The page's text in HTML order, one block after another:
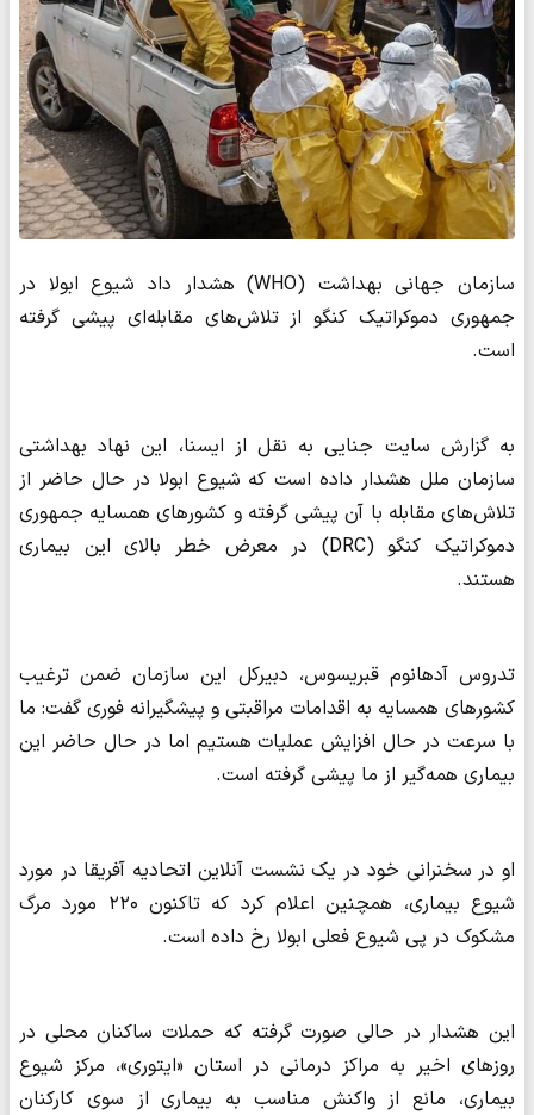
سازمان جهانی بهداشت (WHO) هشدار داد شیوع ابولا در
جمهوری دموکراتیک کنگو از تلاش‌های مقابله‌ای پیشی گرفته
است.
به گزارش سایت جنایی به نقل از ایسنا، این نهاد بهداشتی
سازمان ملل هشدار داده است که شیوع ابولا در حال حاضر از
تلاش‌های مقابله با آن پیشی گرفته و کشورهای همسایه جمهوری
دموکراتیک کنگو (DRC) در معرض خطر بالای این بیماری
هستند.
تدروس آدهانوم قبریسوس، دبیرکل این سازمان ضمن ترغیب
کشورهای همسایه به اقدامات مراقبتی و پیشگیرانه فوری گفت: ما
با سرعت در حال افزایش عملیات هستیم اما در حال حاضر این
بیماری همه‌گیر از ما پیشی گرفته است.
او در سخنرانی خود در یک نشست آنلاین اتحادیه آفریقا در مورد
شیوع بیماری، همچنین اعلام کرد که تاکنون ۲۲۰ مورد مرگ
مشکوک در پی شیوع فعلی ابولا رخ داده است.
این هشدار در حالی صورت گرفته که حملات ساکنان محلی در
روزهای اخیر به مراکز درمانی در استان «ایتوری»، مرکز شیوع
بیماری، مانع از واکنش مناسب به بیماری از سوی کارکنان